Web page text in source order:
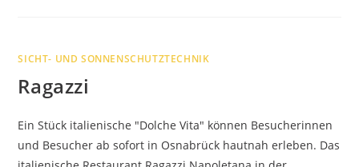
SICHT- UND SONNENSCHUTZTECHNIK
Ragazzi
Ein Stück italienische "Dolche Vita" können Besucherinnen
und Besucher ab sofort in Osnabrück hautnah erleben. Das